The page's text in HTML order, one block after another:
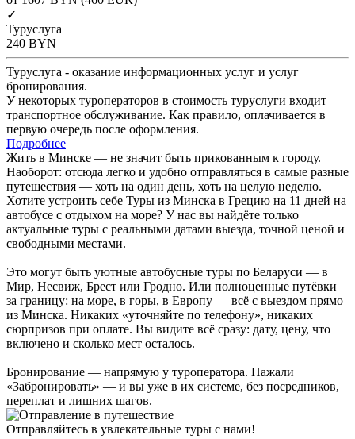
✓
Туруслуга
240 BYN
Туруслуга - оказание информационных услуг и услуг
бронирования.
У некоторых туроператоров в стоимость туруслуги входит
транспортное обслуживание. Как правило, оплачивается в
первую очередь после оформления.
Подробнее
Жить в Минске — не значит быть прикованным к городу.
Наоборот: отсюда легко и удобно отправляться в самые разные
путешествия — хоть на один день, хоть на целую неделю.
Хотите устроить себе Туры из Минска в Грецию на 11 дней на
автобусе с отдыхом на море? У нас вы найдёте только
актуальные туры с реальными датами выезда, точной ценой и
свободными местами.
Это могут быть уютные автобусные туры по Беларуси — в
Мир, Несвиж, Брест или Гродно. Или полноценные путёвки
за границу: на море, в горы, в Европу — всё с выездом прямо
из Минска. Никаких «уточняйте по телефону», никаких
сюрпризов при оплате. Вы видите всё сразу: дату, цену, что
включено и сколько мест осталось.
Бронирование — напрямую у туроператора. Нажали
«Забронировать» — и вы уже в их системе, без посредников,
переплат и лишних шагов.
Отправляйтесь в увлекательные туры с нами!